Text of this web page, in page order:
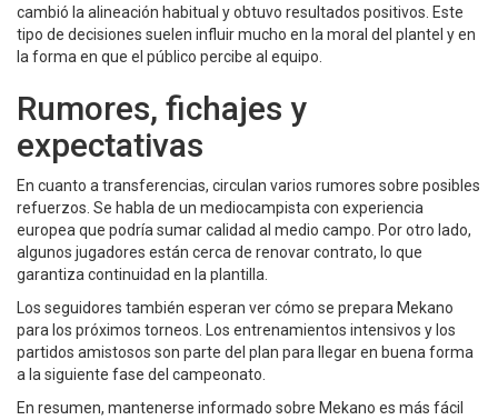
cambió la alineación habitual y obtuvo resultados positivos. Este
tipo de decisiones suelen influir mucho en la moral del plantel y en
la forma en que el público percibe al equipo.
Rumores, fichajes y
expectativas
En cuanto a transferencias, circulan varios rumores sobre posibles
refuerzos. Se habla de un mediocampista con experiencia
europea que podría sumar calidad al medio campo. Por otro lado,
algunos jugadores están cerca de renovar contrato, lo que
garantiza continuidad en la plantilla.
Los seguidores también esperan ver cómo se prepara Mekano
para los próximos torneos. Los entrenamientos intensivos y los
partidos amistosos son parte del plan para llegar en buena forma
a la siguiente fase del campeonato.
En resumen, mantenerse informado sobre Mekano es más fácil